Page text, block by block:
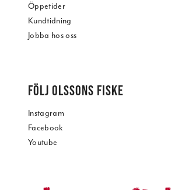
Öppetider
Kundtidning
Jobba hos oss
FÖLJ OLSSONS FISKE
Instagram
Facebook
Youtube